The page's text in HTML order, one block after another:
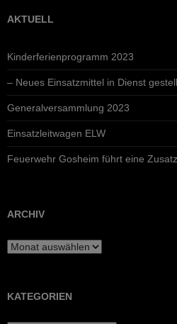
AKTUELL
Kinderferienprogramm 2023
– Neues Einsatzmittel in Dienst
Generalversammlung 2023
Einsatzleitwagen ELW
Feuerwehr Gosheim führt eine
ARCHIV
Archiv
KATEGORIEN